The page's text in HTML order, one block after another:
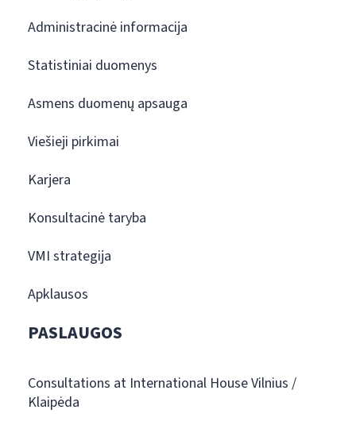
Administracinė informacija
Statistiniai duomenys
Asmens duomenų apsauga
Viešieji pirkimai
Karjera
Konsultacinė taryba
VMI strategija
Apklausos
PASLAUGOS
Consultations at International House Vilnius /
Klaipėda